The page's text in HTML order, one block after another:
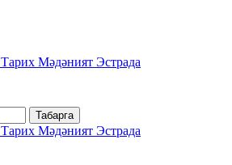
Тарих Мәдәният Эстрада
Табарга
Тарих Мәдәният Эстрада